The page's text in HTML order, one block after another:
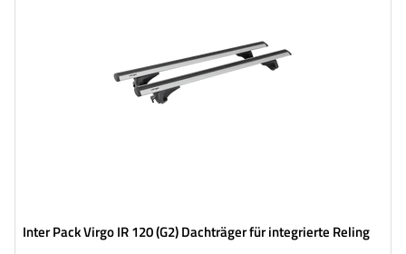
Inter Pack Virgo IR 120 (G2) Dachträger für integrierte Reling